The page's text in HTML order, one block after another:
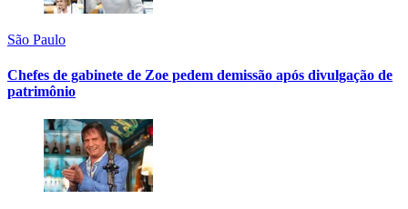
São Paulo
Chefes de gabinete de Zoe pedem demissão após divulgação de
patrimônio